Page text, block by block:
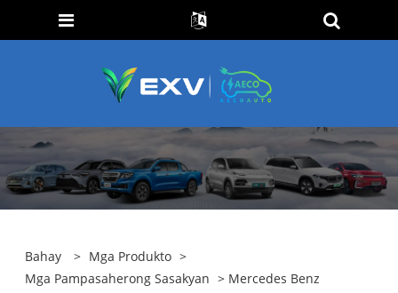
Bahay > Mga Produkto >
Mga Pampasaherong Sasakyan > Mercedes Benz